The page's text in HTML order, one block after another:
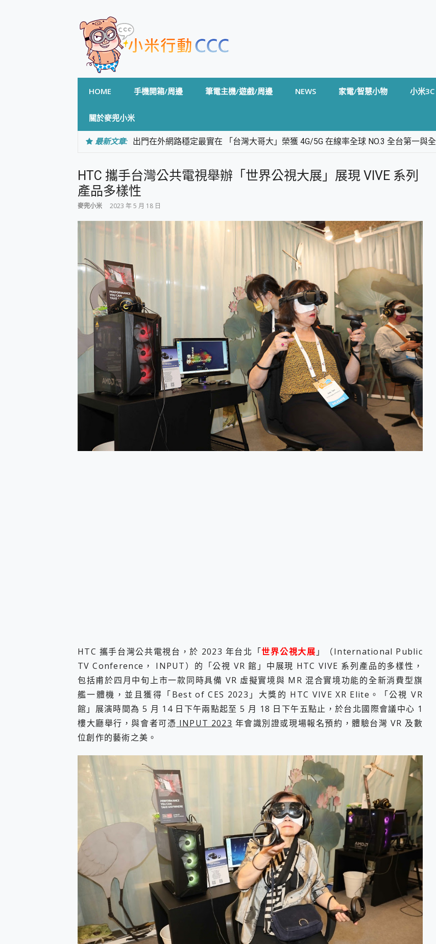
HOME 手機開箱/周邊 筆電主機/遊戲/周邊 NEWS 家電/智慧小物 小米
關於麥兜小米
最新文章: 出門在外網路穩定最實在 「台灣大哥大」榮獲 4G/5G 在線率全球 NO.3 全台第一與
專為 PC上的 XBOX和掌機設計的 FireCuda X1070 SSD 固態硬碟開箱 評測
台灣製攝影機在這裡，100%全無線設計 SpotCam Solo Eco 太陽能防水雲端攝影機
測
電力超超超持久 MSI 微星 Prestige 14 AI+ D3MG-031TW 14吋 開箱評價，AI輕薄商
超懂拍、耐用 AI 街拍機~ realme 16 Pro 開箱評價~ 2 億畫素 LumaColor 影像、持久
防窺黑科技 Galaxy S26 Ultra系列保護貼怎麼選？imos AR 低反光玻璃、藍寶石鏡頭
AI 支付 一錶搞定大小事 Xiaomi Watch 5 開箱 評測
超驚艷 讓人一眼就愛上 LENOVO 聯想 Yoga Book 9 14吋 AI輕薄筆電 開箱 評測
美到讓人超想擁有 moto pad 60 系列 與 Moto | Swarovski razr 60 冰藍限定版本 開
好用的 EaseUS Partition Master 讓您輕鬆的移除與格式化有防寫保護的隨身碟或SD卡
一鍵修復模糊影片、舊照的 AI 好幫手! VideoProc Converter AI 新版全解析 × 年末優
小朋友才做選擇 投影機 RGB藍牙音響 氛圍情境燈 我通通都要！ Starfish 2 幻彩膠
式生活新體驗
外型超吸晴~ 給您絕佳操控體驗 GravaStar Mercury K1 系列 異星機械鍵盤與
開箱~變身「蜘蛛人」椅子軍師！MSI MPG 491CQP QD-OLED 超寬曲面電競螢幕，
iPhone 17 系列 有認證的防護來囉！ imos 首家導入 UL MCV 行銷宣告驗證的手機配
DJI Osmo Pocket 3 爽爽帶回家 歡慶 EaseUS 21 週年到來，「Slogan 海報徵稿活
小巧好吸不擋鏡頭 有Qi2認證的 ONPRO MagReact MXs2 5000mAh薄型磁吸無線急
會走動的冷暖氣 SONY REON POCKET PRO 穿戴式智慧冷暖調溫裝置 開箱 評測
寶可夢飛人外掛iToolab AnyGo全新升級，GO Fest 五折優惠嗨翻天！支援 iOS/
百倍變焦實測~ vivo X200 Pro 與 S25 Ultra 誰能滿足全場景拍攝需求？
超好用的 PLAUD NotePin AI 智慧錄音膠囊~ 您的AI 秘書已上線 每月免費送你 300
COMPUTEX 2025 來囉！AGI亞奇雷 AI・Gaming・創作儲存方案登場，趕快來AGI
自帶線的 有線無線都能充 ONPRO MagReact M5 10000mAh 5合1 磁吸無線急速行動
飛利浦 JS7310 ⚡【電急便｜行動儲能救車電源】 可靠的旅行夥伴！帶給您優異的
是螢幕也是電視! 一機超多用途「MSI微星 Modern MD272UPSW 27型」 4K IPS 輕
iPhone、Apple Watch、AirPods耳機 三個設備充電一起搞定 ONPRO MagReact™
動靜皆宜「HUAWEI FreeArc」開放式耳掛耳機，無感配戴! 超穩超服貼，音質、通
EaseUS Vocal Remover 免費線上去聲器一鍵去除人聲 人聲 音樂分離 2024 消除人聲
3 個超值 MHN 飛人工具分享~~ iToolab AnyGo 魔物獵人 Now飛人 ios教學 不出門
小體積 40000mAh 超大容量 一次充5個設備 充好充滿 CUKTECH 酷態科 300W 微型
97.3% 恢復率，資料救援就是這麼簡單 EaseUS Data Recovery Wizard Free 18.0.0
Xiaomi 14 Ultra 開箱 評測~ 有深度的 Leica 影像旗艦手機! 加碼小旗艦 Xiaomi 14 開
vivo TWS 3e 真無線藍牙耳機智慧降噪升級、音質明亮溫潤，並支援雙設備連接~
MSI Claw 掌機專屬配件包 來囉 完美保護 MSI Claw A1M-026TW 電競掌機
人像旗艦 vivo V30 系列 開箱 評測! 首搭蔡司光學鏡頭、攝影棚級柔光環、拍攝功能
多個願望一次滿足 超強散熱 微星 MSI Claw A1M-026TW 電競掌機 開箱 評測
一吸完美對位 擁有超強吸力與超好用的隱磁支架 O-ONE MAG 最會吸的行動電源 開
Motorola edge 70 pro 及 moto g37 power上市，登錄在送飛利浦氣炸鍋
近八千元的 Soundcore Liberty 5 Pro Max，有螢幕的耳機會是智商稅嗎?
ASUS Pad 全面應援 Me Time，加碼愛奇藝黃金雙周卡體驗，專案價最低 NT$0 起
榮耀 HONOR 600 Pro x MOLLY Limited Edition 限量版開賣，攜手味全龍進駐大巨蛋
HTC 攜手台灣公共電視舉辦「世界公視大展」展現 VIVE 系列
產品多樣性
麥兜小米 2023 年 5 月 18 日
HTC 攜手台灣公共電視台，於 2023 年台北「世界公視大展 」（International Public
TV Conference， INPUT）的「公視 VR 館」中展現 HTC VIVE 系列產品的多樣性，
包括甫於四月中旬上市一款同時具備 VR 虛擬實境與 MR 混合實境功能的全新消費型旗
艦一體機，並且獲得「Best of CES 2023」大獎的 HTC VIVE XR Elite。「公視 VR
館」展演時間為 5 月 14 日下午兩點起至 5 月 18 日下午五點止，於台北國際會議中心 1
樓大廳舉行，與會者可憑 INPUT 2023 年會識別證或現場報名預約，體驗台灣 VR 及數
位創作的藝術之美。